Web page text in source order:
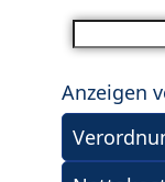
Anzeigen